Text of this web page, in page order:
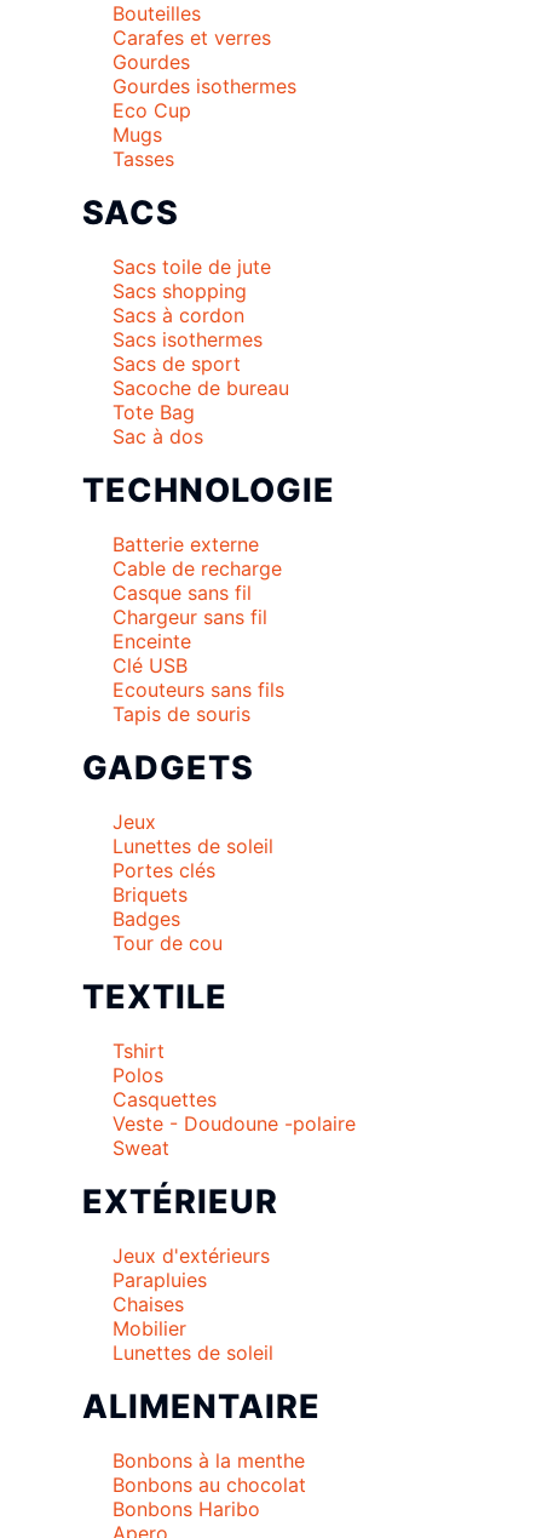
Bouteilles
Carafes et verres
Gourdes
Gourdes isothermes
Eco Cup
Mugs
Tasses
SACS
Sacs toile de jute
Sacs shopping
Sacs à cordon
Sacs isothermes
Sacs de sport
Sacoche de bureau
Tote Bag
Sac à dos
TECHNOLOGIE
Batterie externe
Cable de recharge
Casque sans fil
Chargeur sans fil
Enceinte
Clé USB
Ecouteurs sans fils
Tapis de souris
GADGETS
Jeux
Lunettes de soleil
Portes clés
Briquets
Badges
Tour de cou
TEXTILE
Tshirt
Polos
Casquettes
Veste - Doudoune -polaire
Sweat
EXTÉRIEUR
Jeux d'extérieurs
Parapluies
Chaises
Mobilier
Lunettes de soleil
ALIMENTAIRE
Bonbons à la menthe
Bonbons au chocolat
Bonbons Haribo
Apero